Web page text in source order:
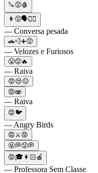
🔪😡🩸
👩😡🗣😮‍💨
— Conversa pesada
🚗💨➕😡
— Velozes e Furiosos
😤😡🔥
— Raiva
😡😒😖
😡🫨
— Raiva
😡🐦
— Angry Birds
😡⚔️😡
🤬💭😡💭
😡🎓👩🏻🍎
— Professora Sem Classe